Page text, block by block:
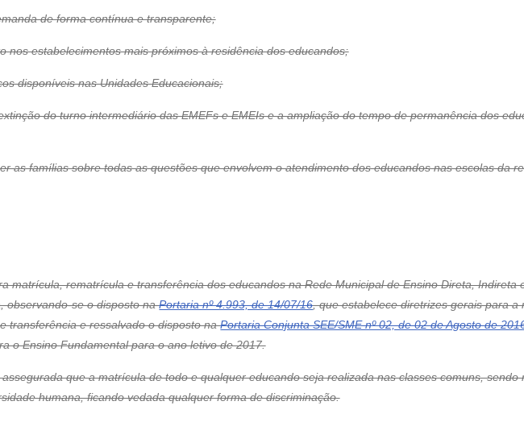
de forma contínua e transparente;
nos estabelecimentos mais próximos à residência dos educandos;
disponíveis nas Unidades Educacionais;
do turno intermediário das EMEFs e EMEIs e a ampliação do tempo de permanência dos
as famílias sobre todas as questões que envolvem o atendimento dos educandos nas escolas da
matrícula, rematrícula e transferência dos educandos na Rede Municipal de Ensino Direta, Indireta
observando-se o disposto naPortaria nº 4.993, de 14/07/16, que estabelece diretrizes gerais para a
transferência e ressalvado o disposto naPortaria Conjunta SEE/SME nº 02, de 02 de Agosto de
o Ensino Fundamental para o ano letivo de 2017.
que a matrícula de todo e qualquer educando seja realizada nas classes comuns, sendo
humana, ficando vedada qualquer forma de discriminação.